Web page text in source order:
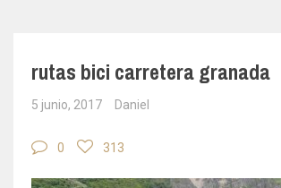
rutas bici carretera granada
5 junio, 2017 Daniel
0 313